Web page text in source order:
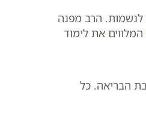
לנשמות. הרב מפנה
המלווים את לימוד
הבריאה. כל